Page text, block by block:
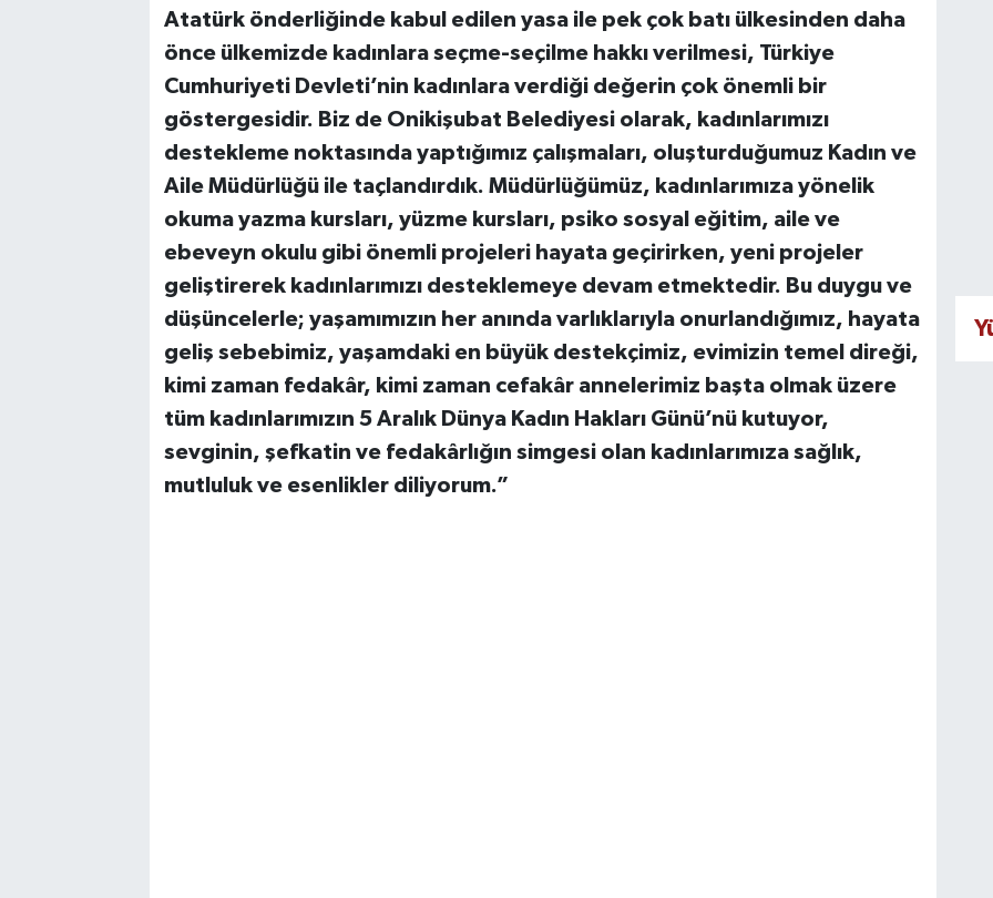
Atatürk önderliğinde kabul edilen yasa ile pek çok batı ülkesinden daha
önce ülkemizde kadınlara seçme-seçilme hakkı verilmesi, Türkiye
Cumhuriyeti Devleti’nin kadınlara verdiği değerin çok önemli bir
göstergesidir. Biz de Onikişubat Belediyesi olarak, kadınlarımızı
destekleme noktasında yaptığımız çalışmaları, oluşturduğumuz Kadın ve
Aile Müdürlüğü ile taçlandırdık. Müdürlüğümüz, kadınlarımıza yönelik
okuma yazma kursları, yüzme kursları, psiko sosyal eğitim, aile ve
ebeveyn okulu gibi önemli projeleri hayata geçirirken, yeni projeler
geliştirerek kadınlarımızı desteklemeye devam etmektedir. Bu duygu ve
düşüncelerle; yaşamımızın her anında varlıklarıyla onurlandığımız, hayata
geliş sebebimiz, yaşamdaki en büyük destekçimiz, evimizin temel direği,
kimi zaman fedakâr, kimi zaman cefakâr annelerimiz başta olmak üzere
tüm kadınlarımızın 5 Aralık Dünya Kadın Hakları Günü’nü kutuyor,
sevginin, şefkatin ve fedakârlığın simgesi olan kadınlarımıza sağlık,
mutluluk ve esenlikler diliyorum.”